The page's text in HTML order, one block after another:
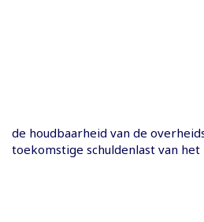
de houdbaarheid van de
toekomstige schuldenlast van het